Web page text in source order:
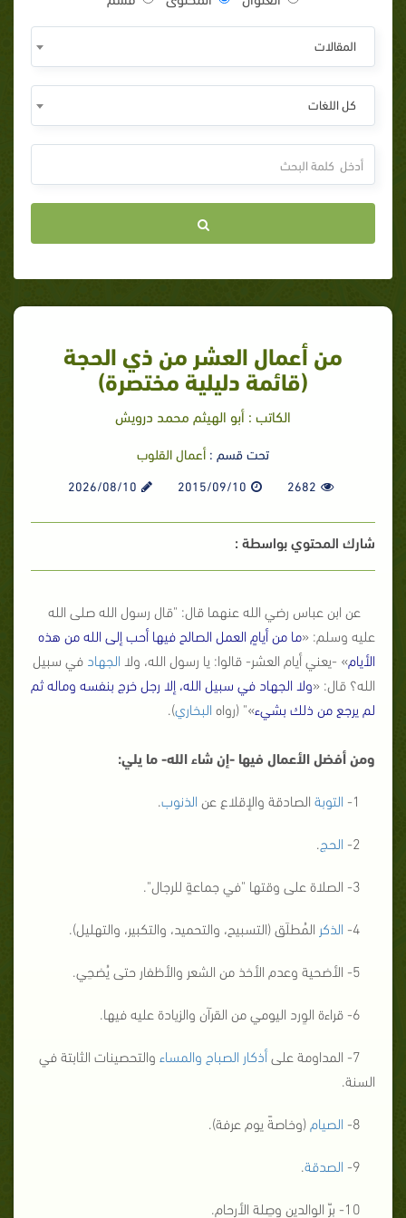
المقالات
كل اللغات
من أعمال العشر من ذي الحجة
(قائمة دليلية مختصرة)
الكاتب : أبو الهيثم محمد درويش
تحت قسم :أعمال القلوب
2682
2015/09/10
2026/08/10
شارك المحتوي بواسطة :
عن ابن عباس رضي الله عنهما قال: "قال رسول الله صلى الله
عليه وسلم: «ما من أيامٍ العمل الصالح فيها أحب إلى الله من هذه
الأيام» -يعني أيام العشر- قالوا: يا رسول الله، ولا الجهاد في سبيل
الله؟ قال: «ولا الجهاد في سبيل الله، إلا رجل خرج بنفسه وماله ثم
لم يرجع من ذلك بشيء»" (رواه البخاري).
ومن أفضل الأعمال فيها -إن شاء الله- ما يلي:
1- التوبة الصادقة والإقلاع عن الذنوب.
2- الحج.
3- الصلاة على وقتها "في جماعةٍ للرجال".
4- الذكر المُطلَق (التسبيح، والتحميد، والتكبير، والتهليل).
5- الأضحية وعدم الأخذ من الشعر والأظفار حتى يُضحِي.
6- قراءة الوِرد اليومي من القرآن والزيادة عليه فيها.
7- المداومة على أذكار الصباح والمساء والتحصينات الثابتة في
السنة.
8- الصيام (وخاصةً يوم عرفة).
9- الصدقة.
10- بِرّ الوالدين وصِلة الأرحام.